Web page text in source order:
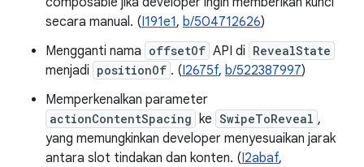
secara manual. (I191e1, b/504712626)
Mengganti nama offsetOf API di RevealState
menjadi positionOf . (I2675f, b/522387997)
Memperkenalkan parameter
actionContentSpacing ke SwipeToReveal ,
yang memungkinkan developer menyesuaikan jarak
antara slot tindakan dan konten. (I2abaf,